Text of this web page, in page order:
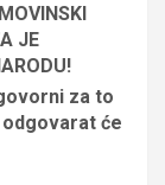
JE
za to
će